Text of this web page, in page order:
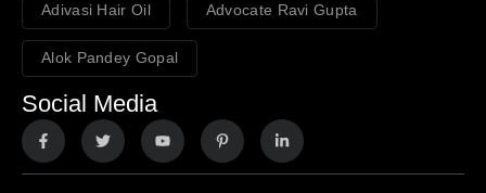
Adivasi Hair Oil Advocate Ravi Gupta
Alok Pandey Gopal
Social Media